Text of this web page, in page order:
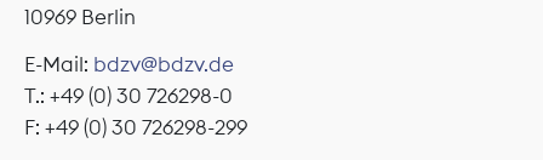
10969 Berlin
E-Mail: bdzv@bdzv.de
T.: +49 (0) 30 726298-0
F: +49 (0) 30 726298-299